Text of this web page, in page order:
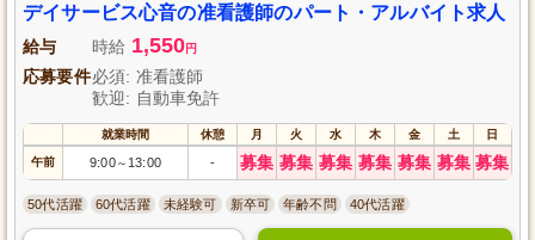
デイサービス心音の准看護師のパート・アルバイト求人
給与 時給 1,550円
応募要件必須: 准看護師
歓迎: 自動車免許
就業時間 休憩 月 火 水 木 金 土 日
午前 9:00～ 13:00 - 募集 募集 募集 募集 募集 募集 募集
50代活躍 60代活躍 未経験可 新卒可 年齢不問 40代活躍